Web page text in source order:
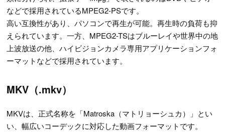
などで採用されているMPEG2-PSです。
高い互換性があり、パソコンで再生が可能。再生時の負荷も抑
えられています。一方、MPEG2-TSはブルーレイや世界中の地
上波放送の他、ハイビジョンカメラ専用アプリケーションフォ
ーマットなどで採用されています。
MKV（.mkv）
MKVは、正式名称を「Matroska（マトリョーシュカ）」とい
い、幅広いコーデックに対応した動画フォーマットです。